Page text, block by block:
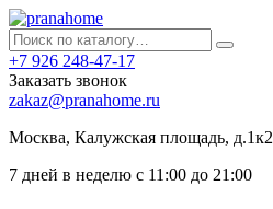
+7 926 248-47-17
Заказать звонок
zakaz@pranahome.ru
Москва, Калужская площадь, д.1к2
7 дней в неделю с 11:00 до 21:00